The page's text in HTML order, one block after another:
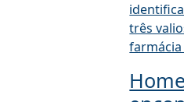
três
farmácia